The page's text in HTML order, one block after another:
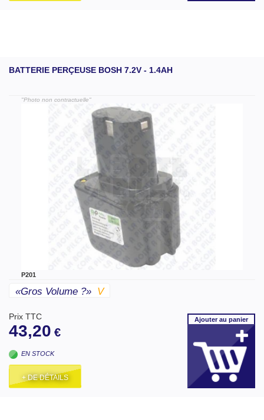
BATTERIE PERÇEUSE BOSH 7.2V - 1.4AH
"Photo non contractuelle"
P201
«gros Volume ?» V
Prix TTC
43,20 €
EN STOCK
+ DE DÉTAILS
Ajouterau panier